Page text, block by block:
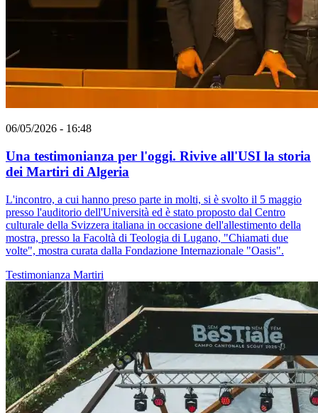
06/05/2026 - 16:48
Una testimonianza per l'oggi. Rivive all'USI la storia
dei Martiri di Algeria
L'incontro, a cui hanno preso parte in molti, si è svolto il 5 maggio
presso l'auditorio dell'Università ed è stato proposto dal Centro
culturale della Svizzera italiana in occasione dell'allestimento della
mostra, presso la Facoltà di Teologia di Lugano, "Chiamati due
volte", mostra curata dalla Fondazione Internazionale "Oasis".
Testimonianza Martiri